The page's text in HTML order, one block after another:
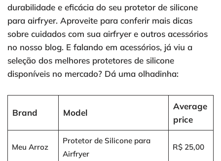
durabilidade e eficácia do seu protetor de silicone
para airfryer. Aproveite para conferir mais dicas
sobre cuidados com sua airfryer e outros acessórios
no nosso blog. E falando em acessórios, já viu a
seleção dos melhores protetores de silicone
disponíveis no mercado? Dá uma olhadinha:
Brand Model
Average
price
Meu Arroz
Protetor de Silicone para
Airfryer
R$ 25,00